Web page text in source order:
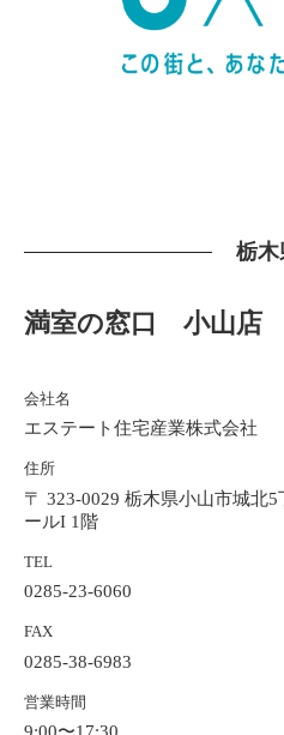
栃木
満室の窓口 小山店
会社名
エステート住宅産業株式会社
住所
〒 323-0029 栃木県小山市城北
ールI 1階
TEL
0285-23-6060
FAX
0285-38-6983
営業時間